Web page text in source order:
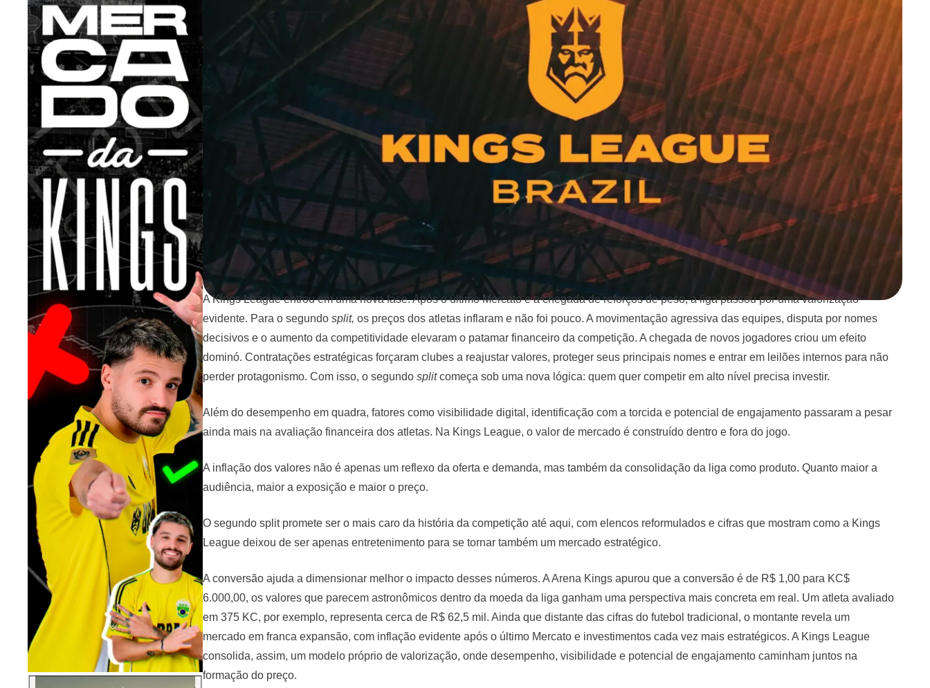
A Kings League entrou em uma nova fase. Após o último Mercato e a chegada de reforços de peso, a liga passou por uma valorização
evidente. Para o segundo split, os preços dos atletas inflaram e não foi pouco. A movimentação agressiva das equipes, disputa por nomes
decisivos e o aumento da competitividade elevaram o patamar financeiro da competição. A chegada de novos jogadores criou um efeito
dominó. Contratações estratégicas forçaram clubes a reajustar valores, proteger seus principais nomes e entrar em leilões internos para não
perder protagonismo. Com isso, o segundo splitcomeça sob uma nova lógica: quem quer competir em alto nível precisa investir.
Além do desempenho em quadra, fatores como visibilidade digital, identificação com a torcida e potencial de engajamento passaram a pesar
ainda mais na avaliação financeira dos atletas. Na Kings League, o valor de mercado é construído dentro e fora do jogo.
A inflação dos valores não é apenas um reflexo da oferta e demanda, mas também da consolidação da liga como produto. Quanto maior a
audiência, maior a exposição e maior o preço.
O segundo split promete ser o mais caro da história da competição até aqui, com elencos reformulados e cifras que mostram como a Kings
League deixou de ser apenas entretenimento para se tornar também um mercado estratégico.
A conversão ajuda a dimensionar melhor o impacto desses números. A Arena Kings apurou que a conversão é de R$ 1,00 para KC$
6.000,00, os valores que parecem astronômicos dentro da moeda da liga ganham uma perspectiva mais concreta em real. Um atleta avaliado
em 375 KC, por exemplo, representa cerca de R$ 62,5 mil. Ainda que distante das cifras do futebol tradicional, o montante revela um
mercado em franca expansão, com inflação evidente após o último Mercato e investimentos cada vez mais estratégicos. A Kings League
consolida, assim, um modelo próprio de valorização, onde desempenho, visibilidade e potencial de engajamento caminham juntos na
formação do preço.